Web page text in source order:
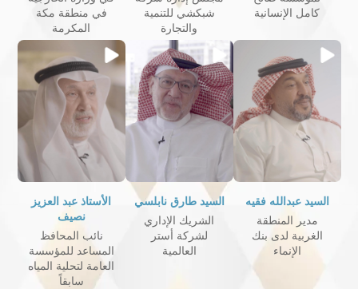
كامل الإنسانية
شبكشي للتنمية
والتجارة
في منطقة مكة
المكرمة
السيد عبدالله فقيه
مدير المنطقة
الغربية لدى بنك
الإنماء
السيد طارق نابلسي
الشريك الإداري
لشركة أستر
العالمية
الأستاذ عبد العزيز
نصيف
نائب المحافظ
المساعد للمؤسسة
العامة لتحلية المياه
سابقاً